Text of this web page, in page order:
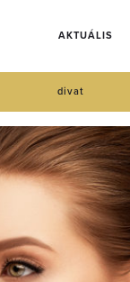
AKTUÁLIS
divat